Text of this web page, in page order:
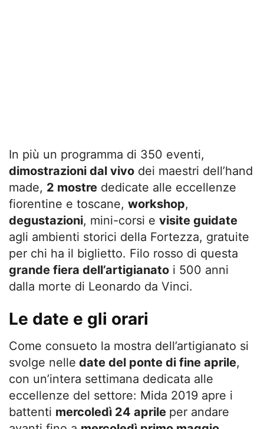
In più un programma di 350 eventi,
dimostrazioni dal vivo dei maestri dell’hand
made, 2 mostre dedicate alle eccellenze
fiorentine e toscane, workshop,
degustazioni, mini-corsi e visite guidate
agli ambienti storici della Fortezza, gratuite
per chi ha il biglietto. Filo rosso di questa
grande fiera dell’artigianato i 500 anni
dalla morte di Leonardo da Vinci.
Le date e gli orari
Come consueto la mostra dell’artigianato si
svolge nelle date del ponte di fine aprile,
con un’intera settimana dedicata alle
eccellenze del settore: Mida 2019 apre i
battenti mercoledì 24 aprile per andare